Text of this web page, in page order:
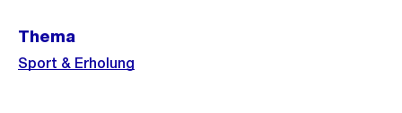
Thema
Sport & Erholung